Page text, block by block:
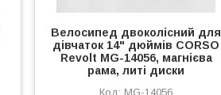
Велосипед двоколісний для
дівчаток 14" дюймів CORSO
Revolt MG-14056, магнієва
рама, литі диски
MG-14056